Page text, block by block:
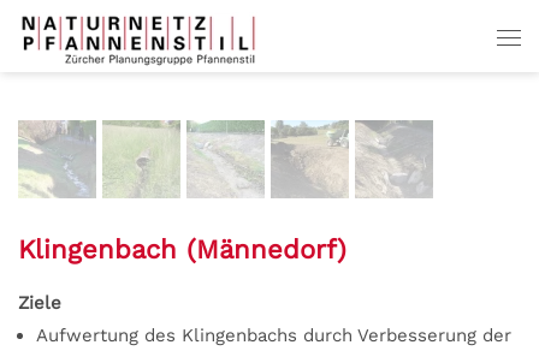
Zum Hauptinhalt springen
Klingenbach (Männedorf)
Ziele
Aufwertung des Klingenbachs durch Verbesserung der